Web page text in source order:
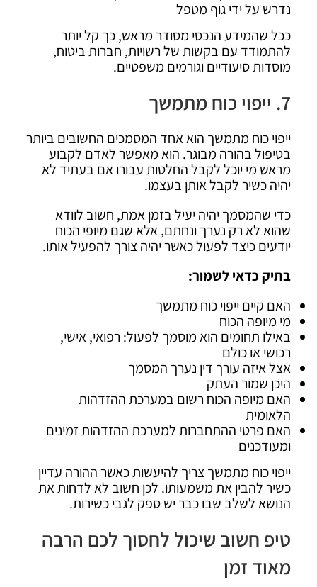
נדרש על ידי גוף מטפל
ככל שהמידע הנכסי מסודר מראש, כך קל יותר
להתמודד עם בקשות של רשויות, חברות ביטוח,
מוסדות סיעודיים וגורמים משפטיים.
7. ייפוי כוח מתמשך
ייפוי כוח מתמשך הוא אחד המסמכים החשובים ביותר
בטיפול בהורה מבוגר. הוא מאפשר לאדם לקבוע
מראש מי יוכל לקבל החלטות עבורו אם בעתיד לא
יהיה כשיר לקבל אותן בעצמו.
כדי שהמסמך יהיה יעיל בזמן אמת, חשוב לוודא
שהוא לא רק נערך ונחתם, אלא שגם מיופי הכוח
יודעים כיצד לפעול כאשר יהיה צורך להפעיל אותו.
בתיק כדאי לשמור:
האם קיים ייפוי כוח מתמשך
מי מיופה הכוח
באילו תחומים הוא מוסמך לפעול: רפואי, אישי,
רכושי או כולם
אצל איזה עורך דין נערך המסמך
היכן שמור העתק
האם מיופה הכוח רשום במערכת ההזדהות
הלאומית
האם פרטי ההתחברות למערכת ההזדהות זמינים
ומעודכנים
ייפוי כוח מתמשך צריך להיעשות כאשר ההורה עדיין
כשיר להבין את משמעותו. לכן חשוב לא לדחות את
הנושא לשלב שבו כבר יש ספק לגבי כשירות.
טיפ חשוב שיכול לחסוך לכם הרבה
מאוד זמן